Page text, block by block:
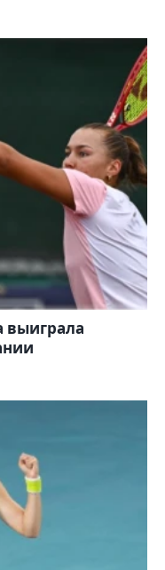
выиграла